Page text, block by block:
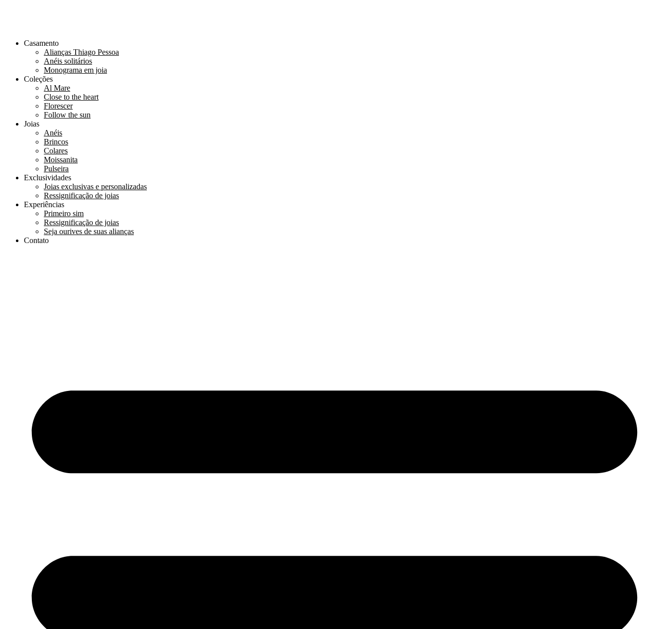
Casamento
Alianças Thiago Pessoa
Anéis solitários
Monograma em joia
Coleções
Al Mare
Close to the heart
Florescer
Follow the sun
Joias
Anéis
Brincos
Colares
Moissanita
Pulseira
Exclusividades
Joias exclusivas e personalizadas
Ressignificação de joias
Experiências
Primeiro sim
Ressignificação de joias
Seja ourives de suas alianças
Contato